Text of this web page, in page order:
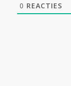
0 REACTIES